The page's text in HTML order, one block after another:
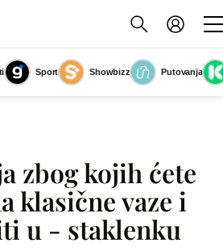
Sport Showbizz
Putovanja
Cvijeće u staklenki
(Foto: Living4media)
zbog kojih ćete
klasične vaze i
u - staklenku